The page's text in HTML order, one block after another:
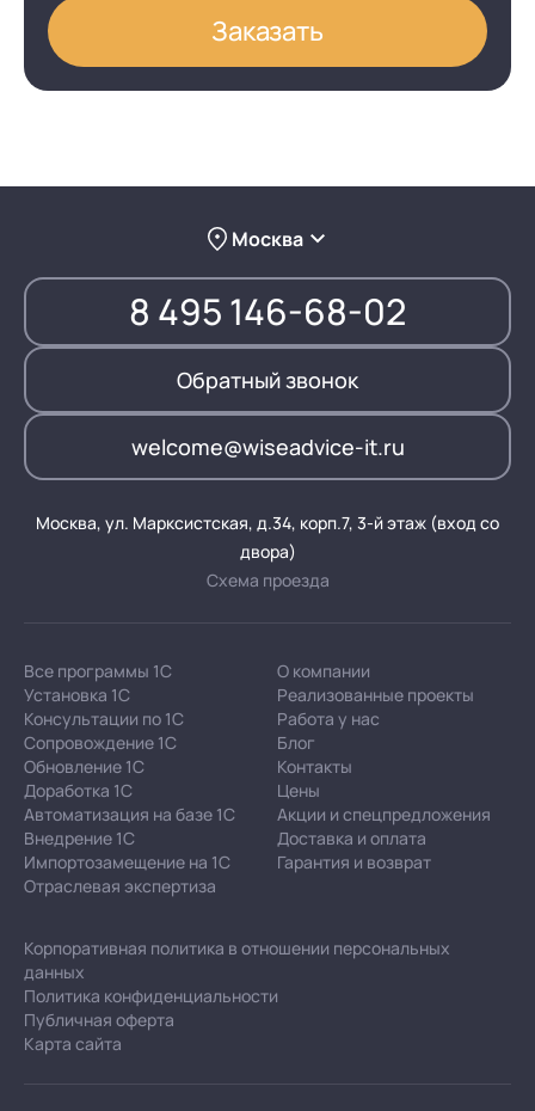
Заказать
Москва
8 495 146-68-02
Обратный звонок
welcome@wiseadvice-it.ru
Москва, ул. Марксистская, д.34, корп.7, 3-й этаж (вход со
двора)
Схема проезда
Все программы 1С
Установка 1С
Консультации по 1С
Сопровождение 1С
Обновление 1С
Доработка 1С
Автоматизация на базе 1С
Внедрение 1С
Импортозамещение на 1С
Отраслевая экспертиза
О компании
Реализованные проекты
Работа у нас
Блог
Контакты
Цены
Акции и спецпредложения
Доставка и оплата
Гарантия и возврат
Корпоративная политика в отношении персональных
данных
Политика конфиденциальности
Публичная оферта
Карта сайта